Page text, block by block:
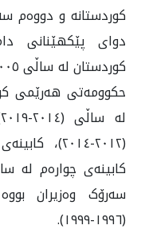
کوردستانە و دووەم
دوای پێکهێنانی
حکوومەتی هەرێمی
سەرۆک وەزیران
(١٩٩٦-١٩٩٩).